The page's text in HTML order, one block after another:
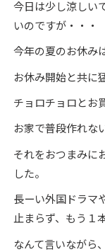
今日は少し涼しい
いのですが・・・
今年の夏のお休み
お休み開始と共に
チョロチョロとお
お家で普段作れな
それをおつまみ
した。
長ーい外国ドラマ
止まらず、もう１
なんて言いながら